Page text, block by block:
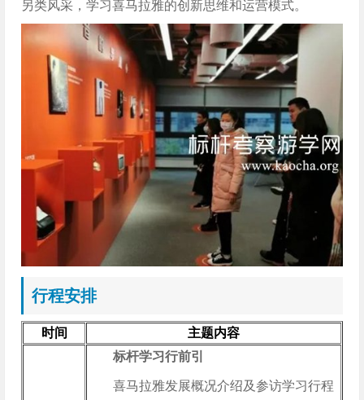
另类风采，学习喜马拉雅的创新思维和运营模式。
行程安排
时间 主题内容
标杆学习行前引
喜马拉雅发展概况介绍及参访学习行程